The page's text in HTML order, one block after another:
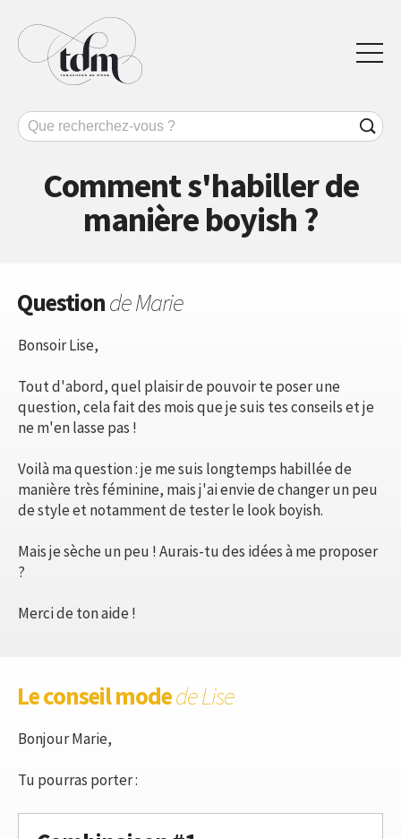
Comment s'habiller de
manière boyish ?
Questionde Marie
Bonsoir Lise,
Tout d'abord, quel plaisir de pouvoir te poser une
question, cela fait des mois que je suis tes conseils et je
ne m'en lasse pas !
Voilà ma question : je me suis longtemps habillée de
manière très féminine, mais j'ai envie de changer un peu
de style et notamment de tester le look boyish.
Mais je sèche un peu ! Aurais-tu des idées à me proposer
?
Merci de ton aide !
Le conseil modede Lise
Bonjour Marie,
Tu pourras porter :